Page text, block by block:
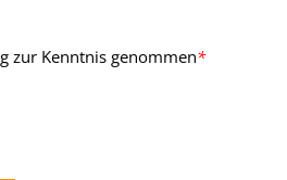
zur Kenntnis genommen*